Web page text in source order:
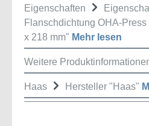
Eigenschaften
Flanschdichtung OHA-
x 218 mm" Mehr lesen
Weitere
Haas Hersteller "Haas"